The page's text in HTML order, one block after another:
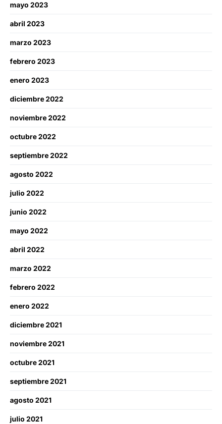
mayo 2023
abril 2023
marzo 2023
febrero 2023
enero 2023
diciembre 2022
noviembre 2022
octubre 2022
septiembre 2022
agosto 2022
julio 2022
junio 2022
mayo 2022
abril 2022
marzo 2022
febrero 2022
enero 2022
diciembre 2021
noviembre 2021
octubre 2021
septiembre 2021
agosto 2021
julio 2021